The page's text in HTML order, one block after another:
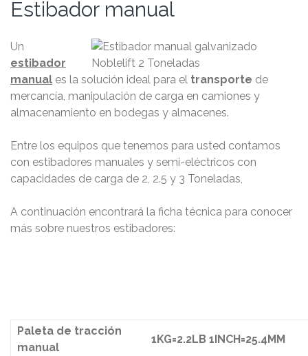
Estibador manual
Un
estibador
manual es la solución ideal para el transporte de
mercancía, manipulación de carga en camiones y
almacenamiento en bodegas y almacenes.
Entre los equipos que tenemos para usted contamos
con estibadores manuales y semi-eléctricos con
capacidades de carga de 2, 2.5 y 3 Toneladas,
A continuación encontrará la ficha técnica para conocer
más sobre nuestros estibadores:
Paleta de tracción
manual
1KG=2.2LB 1INCH=25.4MM